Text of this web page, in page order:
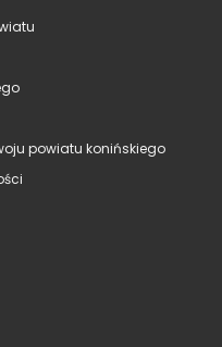
powiatu konińskiego